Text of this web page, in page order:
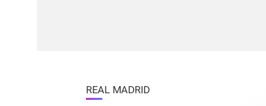
REAL MADRID